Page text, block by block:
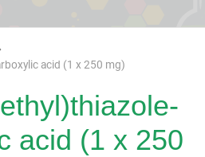
acid (1 x 250 mg)
acid (1 x 250